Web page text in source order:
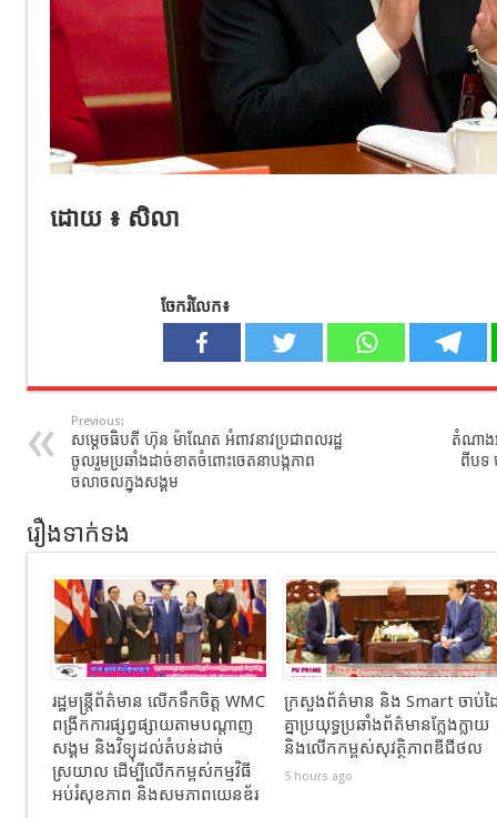
ដោយ ៖ សិលា
ចែករំលែក៖
Previous:
សម្ដេចធិបតី ហ៊ុន ម៉ាណែត អំពាវនាវប្រជាពលរដ្ឋ
ចូលរួមប្រឆាំងដាច់ខាតចំពោះចេតនាបង្កភាព
ចលាចលក្នុងសង្គម
តំណាង
ពីបទ
រឿងទាក់ទង
រដ្ឋមន្ត្រីព័ត៌មាន លើកទឹកចិត្ត WMC
ពង្រីកការផ្សព្វផ្សាយតាមបណ្តាញ
សង្គម និងវិទ្យុដល់តំបន់ដាច់
ស្រយាល ដើម្បីលើកកម្ពស់កម្មវិធី
អប់រំសុខភាព និងសមភាពយេនឌ័រ
ក្រសួងព័ត៌មាន និង Smart ចាប់ដ
គ្នាប្រយុទ្ធប្រឆាំងព័ត៌មានក្លែងក្លាយ
និងលើកកម្ពស់សុវត្ថិភាពឌីជីថល
5 hours ago